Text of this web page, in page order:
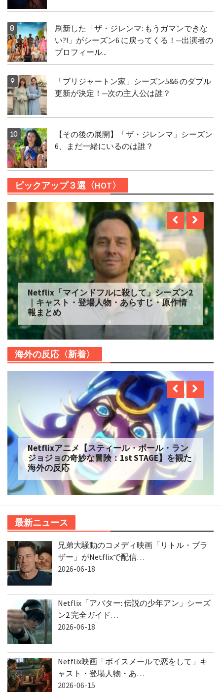
刷新した「ザ・ジレンマ: もうガマンできな
い?!」がシーズン6 に戻ってくる！─出演者の
プロフィール...
「ブリジャートン家」シーズン5&6 のダブル
更新が決定！─次の主人公は誰？
【その後の展開】「ザ・ジレンマ」シーズン
6、まだ一緒にいるのは誰？
ピックアップ３選〈HOT〉
Netflix「マインドフルに殺して」シーズン2
｜キャスト・登場人物・あらすじ・原作情
報まとめ
海外の反応〈新着〉
Netflixアニメ【スティール・ボール・ラン
ジョジョの奇妙な冒険：1st STAGE】を観た
海外の反応
最新ニュース
兄弟大騒動のコメディ映画「リトル・ブラ
ザー」がNetflixで配信…
2026-06-18
Netflix「アバター: 伝説の少年アン」シーズ
ン2 完全ガイド…
2026-06-18
Netflix映画「ボイスメールで恋をして」キ
ャスト・登場人物・あ…
2026-06-15